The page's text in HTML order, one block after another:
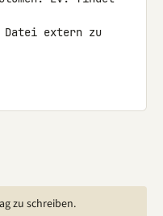
extern zu
zu schreiben.